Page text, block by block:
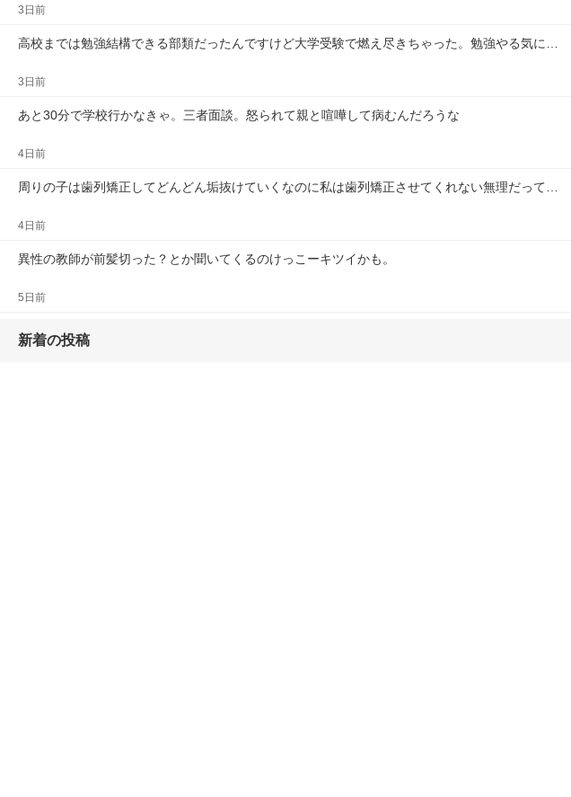
3日前
高校までは勉強結構できる部類だったんですけど大学受験で燃え尽きちゃった。勉強やる気に…
3日前
あと30分で学校行かなきゃ。三者面談。怒られて親と喧嘩して病むんだろうな
4日前
周りの子は歯列矯正してどんどん垢抜けていくなのに私は歯列矯正させてくれない無理だって…
4日前
異性の教師が前髪切った？とか聞いてくるのけっこーキツイかも。
5日前
新着の投稿